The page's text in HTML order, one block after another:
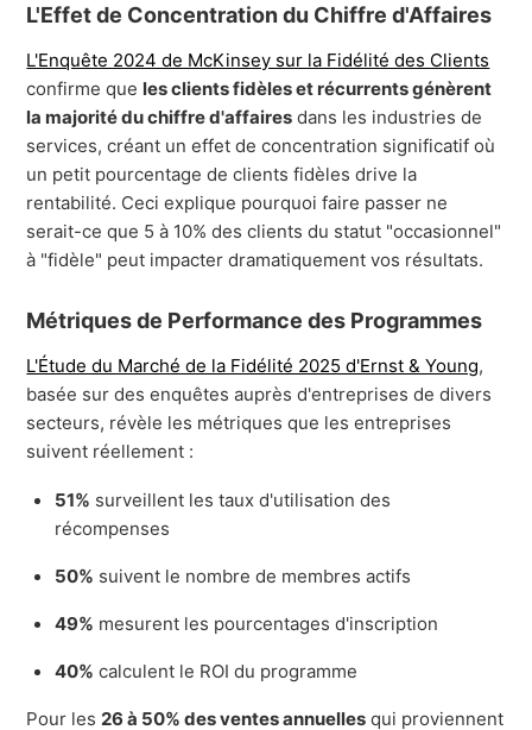
L'Effet de Concentration du Chiffre d'Affaires
L'Enquête 2024 de McKinsey sur la Fidélité des Clients
confirme que les clients fidèles et récurrents génèrent
la majorité du chiffre d'affaires dans les industries de
services, créant un effet de concentration significatif où
un petit pourcentage de clients fidèles drive la
rentabilité. Ceci explique pourquoi faire passer ne
serait-ce que 5 à 10% des clients du statut "occasionnel"
à "fidèle" peut impacter dramatiquement vos résultats.
Métriques de Performance des Programmes
L'Étude du Marché de la Fidélité 2025 d'Ernst & Young,
basée sur des enquêtes auprès d'entreprises de divers
secteurs, révèle les métriques que les entreprises
suivent réellement :
51% surveillent les taux d'utilisation des
récompenses
50% suivent le nombre de membres actifs
49% mesurent les pourcentages d'inscription
40% calculent le ROI du programme
Pour les26 à 50% des ventes annuelles qui proviennent